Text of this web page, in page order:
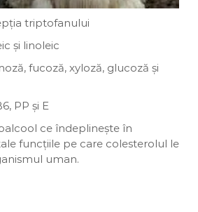
triptofanului
și linoleic
fucoză, xyloză, glucoză și
PP și E
ce îndeplinește în
funcțiile pe care colesterolul le
uman.